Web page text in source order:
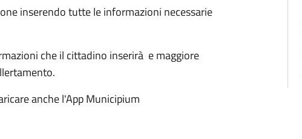
inserendo tutte le informazioni necessarie
che il cittadino inserirà e maggiore
anche l'App Municipium